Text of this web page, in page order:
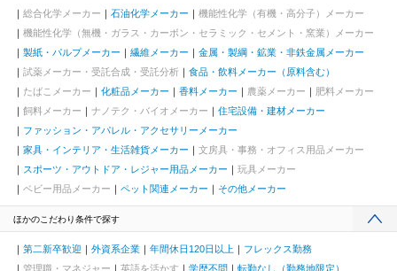
総合化学メーカー 石油化学メーカー
機能性化学（有機・高分子）メーカー
機能性化学（無機・ガラス・カーボン・セラミック・セメント・窯業）メーカー
製紙・パルプメーカー
繊維メーカー
金属・製綱・鉱業・非鉄金属メーカー
試薬メーカー・受託合成・受託分析
食品・飲料メーカー（原料含む）
たばこメーカー
化粧品メーカー 香料メーカー 農薬メーカー
肥料メーカー
飼料メーカー
ナノテク・バイオメーカー
住宅設備・建材メーカー
ファッション・アパレル・アクセサリーメーカー
家具・インテリア・生活雑貨メーカー
文房具・事務・オフィス用品メーカー
スポーツ・アウトドア・レジャー用品メーカー
玩具メーカー
ベビー用品メーカー
ペット関連メーカー その他メーカー
ほかのこだわり条件で探す
第二新卒歓迎 外資系企業 年間休日120日以上
フレックス勤務
管理職・マネジャー
英語を活かす 学歴不問
転勤なし（勤務地限定）